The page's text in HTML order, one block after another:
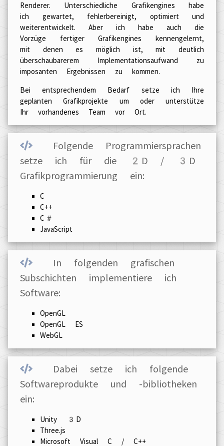
Renderer. Unterschiedliche Grafikengines habe
ich gewartet, fehlerbereinigt, optimiert und
weiterentwickelt. Aber ich habe auch die
Vorzüge fertiger Grafikengines kennengelernt,
mit denen es möglich ist, mit deutlich
überschaubarerem Implementationsaufwand zu
imposanten Ergebnissen zu kommen.
Bei entsprechendem Bedarf setze ich Ihre
geplanten Grafikprojekte um oder unterstütze
Ihr vorhandenes Team vor Ort.
Folgende Programmiersprachen
setze ich für die 2D / 3D
Grafikprogrammierung ein:
C
C++
C#
JavaScript
In folgenden grafischen
Subschichten implementiere ich
Software:
OpenGL
OpenGL ES
WebGL
Dabei setze ich folgende
Softwareprodukte und -bibliotheken
ein:
Unity 3D
Three.js
Microsoft Visual C / C++